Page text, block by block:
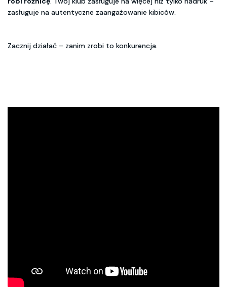
zasługuje na autentyczne zaangażowanie kibiców.
Zacznij działać – zanim zrobi to konkurencja.